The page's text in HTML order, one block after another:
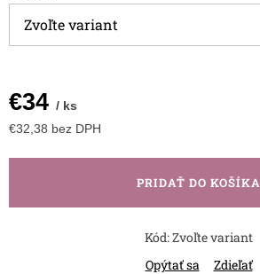
€34 / ks
€32,38 bez DPH
cena:
PRIDAŤ DO KOŠÍKA
Kód:Zvoľte variant
Opýtať sa
Zdieľať